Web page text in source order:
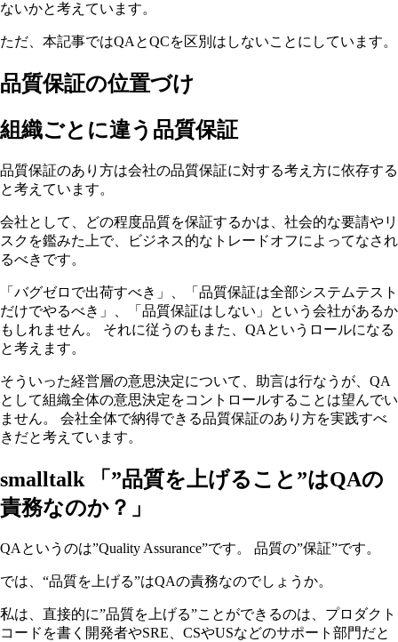
ないかと考えています。
ただ、本記事ではQAとQCを区別はしないことにしています。
品質保証の位置づけ
組織ごとに違う品質保証
品質保証のあり方は会社の品質保証に対する考え方に依存する
と考えています。
会社として、どの程度品質を保証するかは、社会的な要請やリ
スクを鑑みた上で、ビジネス的なトレードオフによってなされ
るべきです。
「バグゼロで出荷すべき」、「品質保証は全部システムテスト
だけでやるべき」、「品質保証はしない」という会社があるか
もしれません。 それに従うのもまた、QAというロールになる
と考えます。
そういった経営層の意思決定について、助言は行なうが、QA
として組織全体の意思決定をコントロールすることは望んでい
ません。 会社全体で納得できる品質保証のあり方を実践すべ
きだと考えています。
smalltalk 「”品質を上げること”はQAの
責務なのか？」
QAというのは”Quality Assurance”です。 品質の”保証”です。
では、“品質を上げる”はQAの責務なのでしょうか。
私は、直接的に”品質を上げる”ことができるのは、プロダクト
コードを書く開発者やSRE、CSやUSなどのサポート部門だと